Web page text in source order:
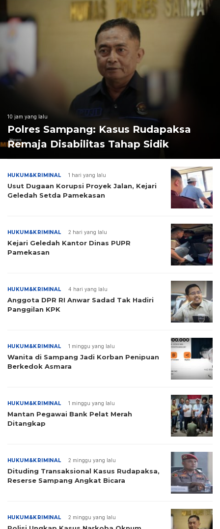
10 jam yang lalu
Polres Sampang: Kasus Rudapaksa
Remaja Disabilitas Tahap Sidik
HUKUM&KRIMINAL 1 hari yang lalu
Usut Dugaan Korupsi Proyek Jalan, Kejari
Geledah Setda Pamekasan
HUKUM&KRIMINAL 2 hari yang lalu
Kejari Geledah Kantor Dinas PUPR
Pamekasan
HUKUM&KRIMINAL 4 hari yang lalu
Anggota DPR RI Anwar Sadad Tak Hadiri
Panggilan KPK
HUKUM&KRIMINAL 1 minggu yang lalu
Wanita di Sampang Jadi Korban Penipuan
Berkedok Asmara
HUKUM&KRIMINAL 1 minggu yang lalu
Mantan Pegawai Bank Pelat Merah
Ditangkap
HUKUM&KRIMINAL 2 minggu yang lalu
Dituding Transaksional Kasus Rudapaksa,
Reserse Sampang Angkat Bicara
HUKUM&KRIMINAL 2 minggu yang lalu